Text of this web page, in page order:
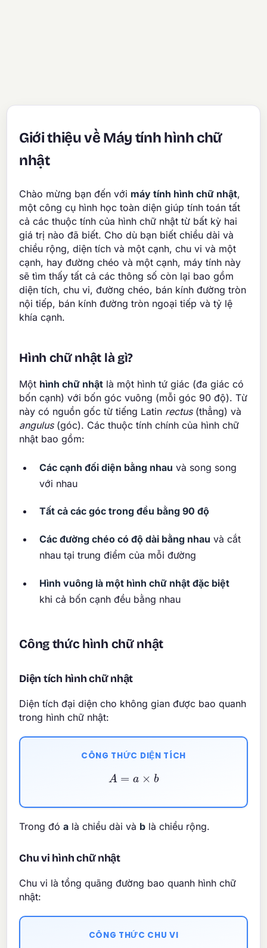
Giới thiệu về Máy tính hình chữ
nhật
Chào mừng bạn đến với máy tính hình chữ nhật,
một công cụ hình học toàn diện giúp tính toán tất
cả các thuộc tính của hình chữ nhật từ bất kỳ hai
giá trị nào đã biết. Cho dù bạn biết chiều dài và
chiều rộng, diện tích và một cạnh, chu vi và một
cạnh, hay đường chéo và một cạnh, máy tính này
sẽ tìm thấy tất cả các thông số còn lại bao gồm
diện tích, chu vi, đường chéo, bán kính đường tròn
nội tiếp, bán kính đường tròn ngoại tiếp và tỷ lệ
khía cạnh.
Hình chữ nhật là gì?
Một hình chữ nhật là một hình tứ giác (đa giác có
bốn cạnh) với bốn góc vuông (mỗi góc 90 độ). Từ
này có nguồn gốc từ tiếng Latin rectus(thẳng) và
angulus(góc). Các thuộc tính chính của hình chữ
nhật bao gồm:
Các cạnh đối diện bằng nhau và song song
với nhau
Tất cả các góc trong đều bằng 90 độ
Các đường chéo có độ dài bằng nhau và cắt
nhau tại trung điểm của mỗi đường
Hình vuông là một hình chữ nhật đặc biệt
khi cả bốn cạnh đều bằng nhau
Công thức hình chữ nhật
Diện tích hình chữ nhật
Diện tích đại diện cho không gian được bao quanh
trong hình chữ nhật:
CÔNG THỨC DIỆN TÍCH
A a×b
Trong đóa là chiều dài và b là chiều rộng.
Chu vi hình chữ nhật
Chu vi là tổng quãng đường bao quanh hình chữ
nhật:
CÔNG THỨC CHU VI